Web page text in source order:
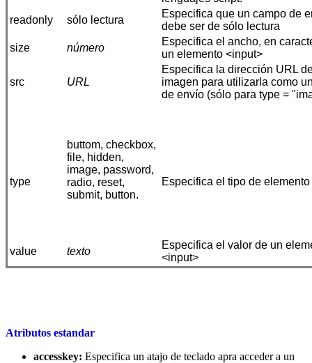
readonly
sólo lectura
Especifica que un campo de
debe ser de sólo lectura
size
número
Especifica el ancho, en
un elemento <input>
src URL
Especifica la dirección URL
imagen para utilizarla como
de envío (sólo para type =
type
buttom, checkbox,
file, hidden,
image, password,
radio, reset,
submit, button.
Especifica el tipo de
value texto
Especifica el valor de un
<input>
Atributos estandar
accesskey: Especifica un atajo de teclado apra acceder a un